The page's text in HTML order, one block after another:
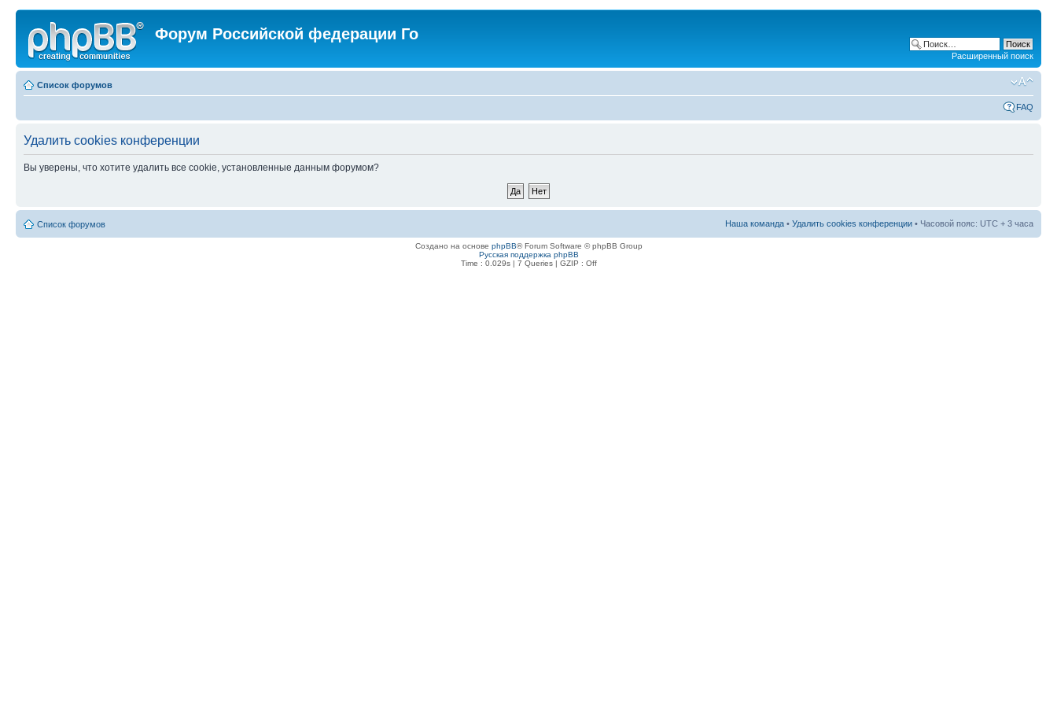
Форум Российской федерации Го
Расширенный поиск
Список форумов
FAQ
Удалить cookies конференции
Вы уверены, что хотите удалить все cookie, установленные данным форумом?
Список форумов Наша команда • Удалить cookies конференции • Часовой пояс: UTC + 3 часа
Создано на основе phpBB® Forum Software © phpBB Group
Русская поддержка phpBB
Time : 0.029s | 7 Queries | GZIP : Off